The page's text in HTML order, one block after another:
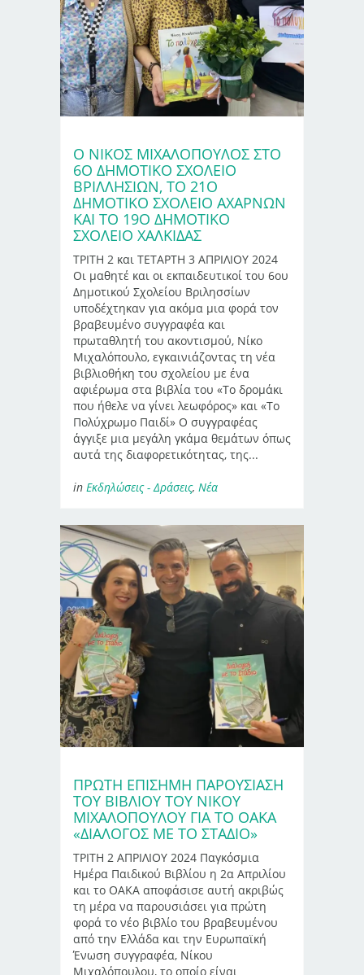
Ο ΝΊΚΟΣ ΜΙΧΑΛΌΠΟΥΛΟΣ ΣΤΟ
6Ο ΔΗΜΟΤΙΚΌ ΣΧΟΛΕΊΟ
ΒΡΙΛΛΗΣΊΩΝ, ΤΟ 21Ο
ΔΗΜΟΤΙΚΌ ΣΧΟΛΕΊΟ ΑΧΑΡΝΏΝ
ΚΑΙ ΤΟ 19Ο ΔΗΜΟΤΙΚΌ
ΣΧΟΛΕΊΟ ΧΑΛΚΊΔΑΣ
ΤΡΙΤΗ 2 και ΤΕΤΑΡΤΗ 3 ΑΠΡΙΛΙΟΥ 2024
Οι μαθητέ και οι εκπαιδευτικοί του 6ου
Δημοτικού Σχολείου Βριλησσίων
υποδέχτηκαν για ακόμα μια φορά τον
βραβευμένο συγγραφέα και
πρωταθλητή του ακοντισμού, Νίκο
Μιχαλόπουλο, εγκαινιάζοντας τη νέα
βιβλιοθήκη του σχολείου με ένα
αφιέρωμα στα βιβλία του «Το δρομάκι
που ήθελε να γίνει λεωφόρος» και «Το
Πολύχρωμο Παιδί» Ο συγγραφέας
άγγιξε μια μεγάλη γκάμα θεμάτων όπως
αυτά της διαφορετικότητας, της...
in Εκδηλώσεις - Δράσεις, Νέα
ΠΡΏΤΗ ΕΠΊΣΗΜΗ ΠΑΡΟΥΣΊΑΣΗ
ΤΟΥ ΒΙΒΛΊΟΥ ΤΟΥ ΝΊΚΟΥ
ΜΙΧΑΛΌΠΟΥΛΟΥ ΓΙΑ ΤΟ ΟΑΚΑ
«ΔΙΆΛΟΓΟΣ ΜΕ ΤΟ ΣΤΆΔΙΟ»
ΤΡΙΤΗ 2 ΑΠΡΙΛΙΟΥ 2024 Παγκόσμια
Ημέρα Παιδικού Βιβλίου η 2α Απριλίου
και το ΟΑΚΑ αποφάσισε αυτή ακριβώς
τη μέρα να παρουσιάσει για πρώτη
φορά το νέο βιβλίο του βραβευμένου
από την Ελλάδα και την Ευρωπαϊκή
Ένωση συγγραφέα, Νίκου
Μιχαλόπουλου, το οποίο είναι